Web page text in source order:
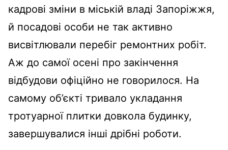
кадрові зміни в міській владі Запоріжжя,
й посадові особи не так активно
висвітлювали перебіг ремонтних робіт.
Аж до самої осені про закінчення
відбудови офіційно не говорилося. На
самому об’єкті тривало укладання
тротуарної плитки довкола будинку,
завершувалися інші дрібні роботи.